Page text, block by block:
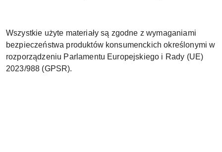
Wszystkie użyte materiały są zgodne z wymaganiami
bezpieczeństwa produktów konsumenckich określonymi w
rozporządzeniu Parlamentu Europejskiego i Rady (UE)
2023/988 (GPSR).